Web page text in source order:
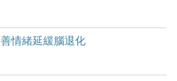
情緒延緩腦退化